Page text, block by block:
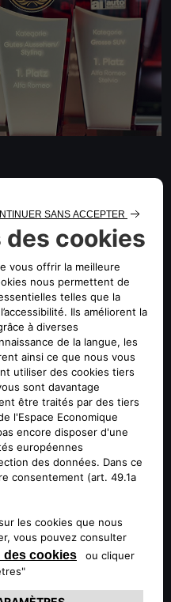
la qualité. Une fois de
les lecteurs
automobile suisse
"Best Cars" : 422
des prix prestigieux.
Romeo qui brille le plus :
Giulia gagne la 1ère place
Pour la 3ème année
le groupe "Grand
le tout, Tonale remporte
"SUV compacts/tout-
de la forte appréciation
marques", les lecteurs